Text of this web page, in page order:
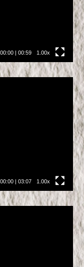
00:00| 00:59 1.00x
00:00| 03:07 1.00x